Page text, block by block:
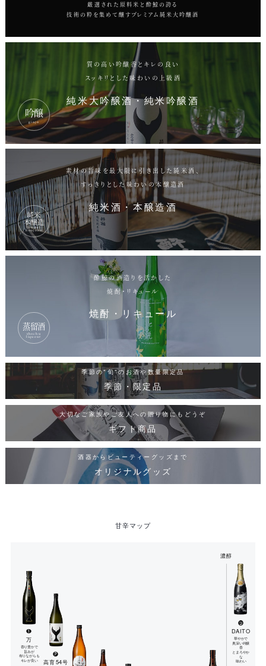
厳選された原料米と酔鯨の誇る
技術の粋を集めて醸すプレミアム純米大吟醸酒
吟醸
ginjo
質の高い吟醸香とキレの良い
スッキリとした味わいの上級酒
純米大吟醸酒・純米吟醸酒
純米
本醸造
junmai
honjozo
素材の旨味を最大限に引き出した純米酒、
すっきりとした味わいの本醸造酒
純米酒・本醸造酒
蒸留酒
shochu
liqueur
酔鯨の酒造りを活かした
焼酎・リキュール
焼酎・リキュール
季節の"旬"のお酒や数量限定品
季節・限定品
大切なご家族やご友人への贈り物にもどうぞ
ギフト商品
酒器からビューティーグッズまで
オリジナルグッズ
甘辛マップ
濃醇
❶
万
香り豊かで
旨みが
有りながらも
キレが良い
❷
高育54号
❾
DAITO
華やかで
奥深い吟醸
香
とまろやか
な
味わい